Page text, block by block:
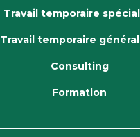
Travail temporaire
Travail temporaire
Consulting
Formation